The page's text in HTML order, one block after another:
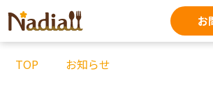
お
TOP お知らせ